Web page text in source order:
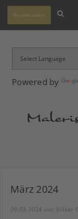
Powered by
Rezensionen
März 2024
09.03.2024 von Volker